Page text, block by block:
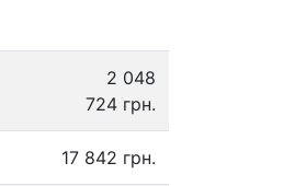
2 048
724 грн.
17 842 грн.